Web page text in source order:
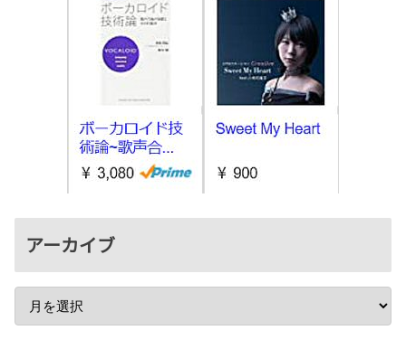
アーカイブ